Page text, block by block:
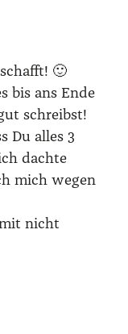
🙂
bis ans Ende
schreibst!
Du alles 3
dach­te
mich wegen
nicht